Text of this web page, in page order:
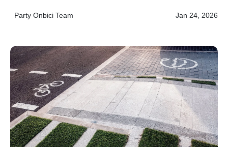
Party Onbici Team Jan 24, 2026